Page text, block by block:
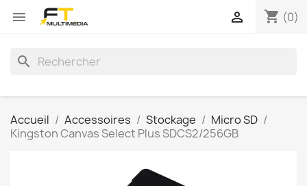
 shopping_cart (0)

search
Accueil Accessoires Stockage
Micro SD
Kingston Canvas Select Plus SDCS2/256GB